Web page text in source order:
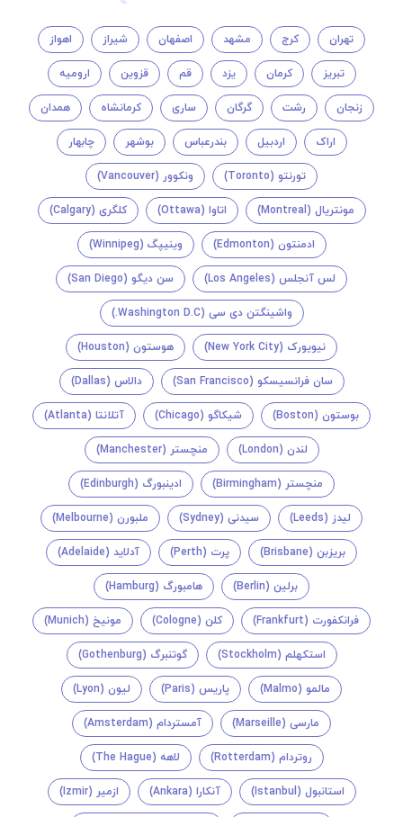
تهران کرج مشهد اصفهان شیراز اهواز
تبریز کرمان یزد قم قزوین ارومیه
زنجان رشت گرگان ساری کرمانشاه همدان
اراک اردبیل بندرعباس بوشهر چابهار
تورنتو (Toronto) ونکوور (Vancouver)
مونتريال (Montreal) اتاوا (Ottawa) کلگری (Calgary)
ادمنتون (Edmonton) وینیپگ (Winnipeg)
لس آنجلس (Los Angeles) سن دیگو (San Diego)
واشینگتن دی سی (Washington D.C.)
نیویورک (New York City) هوستون (Houston)
سان فرانسیسکو (San Francisco) دالاس (Dallas)
بوستون (Boston) شیکاگو (Chicago) آتلانتا (Atlanta)
لندن (London) منچستر (Manchester)
منچستر (Birmingham) ادینبورگ (Edinburgh)
لیدز (Leeds) سیدنی (Sydney) ملبورن (Melbourne)
بریزبن (Brisbane) پرت (Perth) آدلاید (Adelaide)
برلین (Berlin) هامبورگ (Hamburg)
فرانکفورت (Frankfurt) کلن (Cologne) مونیخ (Munich)
استکهلم (Stockholm) گوتنبرگ (Gothenburg)
مالمو (Malmo) پاریس (Paris) لیون (Lyon)
مارسی (Marseille) آمستردام (Amsterdam)
روتردام (Rotterdam) لاهه (The Hague)
استانبول (Istanbul) آنکارا (Ankara) ازمیر (Izmir)